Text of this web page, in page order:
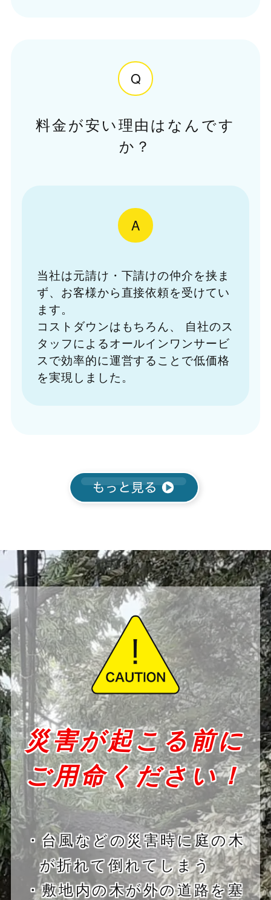
Q
料金が安い理由はなんです
か？
A
当社は元請け・下請けの仲介を挟ま
ず、お客様から直接依頼を受けてい
ます。
コストダウンはもちろん、
自社のス
タッフによるオールインワンサービ
スで効率的に運営することで低価格
を実現しました。
災害が起こる前に
ご用命ください！
・台風などの災害時に庭の木
が折れて倒れてしまう
・敷地内の木が外の道路を塞